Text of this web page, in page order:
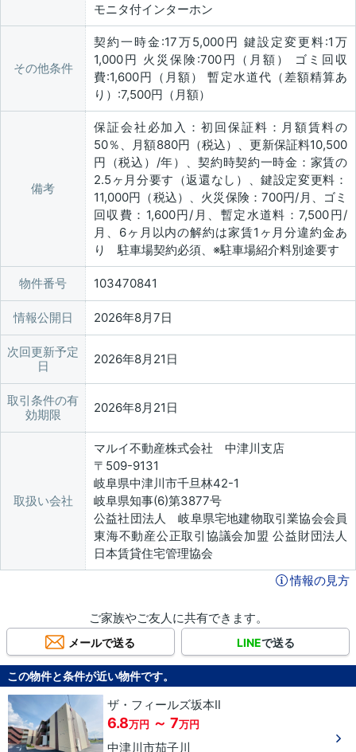
モニタ付インターホン
その他条件
契約一時金:17万5,000円 鍵設定変更料:1万
1,000円 火災保険:700円（月額） ゴミ回収
費:1,600円（月額） 暫定水道代（差額精算あ
り）:7,500円（月額）
備考
保証会社必加入：初回保証料：月額賃料の
50％、月額880円（税込）、更新保証料10,500
円（税込）/年）、契約時契約一時金：家賃の
2.5ヶ月分要す（返還なし）、鍵設定変更料：
11,000円（税込）、火災保険：700円/月、ゴミ
回収費：1,600円/月、暫定水道料：7,500円/
月、6ヶ月以内の解約は家賃1ヶ月分違約金あ
り 駐車場契約必須、※駐車場紹介料別途要す
物件番号 103470841
情報公開日 2026年8月7日
次回更新予定
日
2026年8月21日
取引条件の有
効期限
2026年8月21日
取扱い会社
マルイ不動産株式会社 中津川支店
〒509-9131
岐阜県中津川市千旦林42-1
岐阜県知事(6)第3877号
公益社団法人 岐阜県宅地建物取引業協会会員
東海不動産公正取引協議会加盟 公益財団法人
日本賃貸住宅管理協会
情報の見方
ご家族やご友人に共有できます。
メールで送る LINEで送る
この物件と条件が近い物件です。
ザ・フィールズ坂本Ⅱ
6.8万円 ～ 7万円
中津川市茄子川